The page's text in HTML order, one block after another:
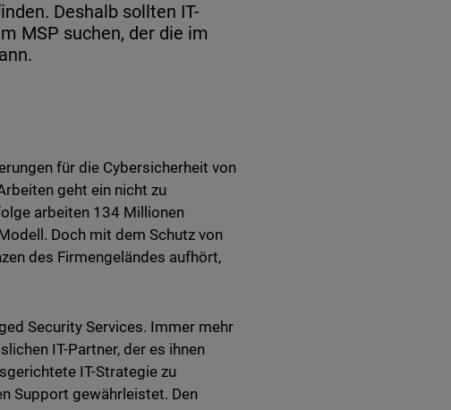
Deshalb sollten IT-
MSP suchen, der die im
für die Cybersicherheit von
geht ein nicht zu
arbeiten 134 Millionen
Doch mit dem Schutz von
des Firmengeländes aufhört,
Security Services. Immer mehr
IT-Partner, der es ihnen
IT-Strategie zu
Support gewährleistet. Den